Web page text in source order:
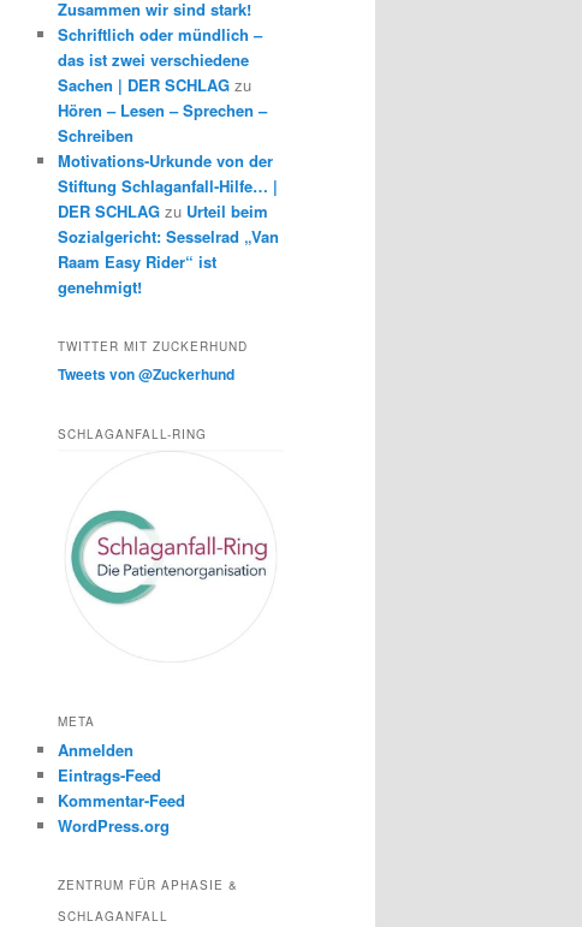
Zusammen wir sind stark!
Schriftlich oder mündlich –
das ist zwei verschiedene
Sachen | DER SCHLAG zu
Hören – Lesen – Sprechen –
Schreiben
Motivations-Urkunde von der
Stiftung Schlaganfall-Hilfe… |
DER SCHLAG zu Urteil beim
Sozialgericht: Sesselrad „Van
Raam Easy Rider“ ist
genehmigt!
TWITTER MIT ZUCKERHUND
Tweets von @Zuckerhund
SCHLAGANFALL-RING
META
Anmelden
Eintrags-Feed
Kommentar-Feed
WordPress.org
ZENTRUM FÜR APHASIE &
SCHLAGANFALL